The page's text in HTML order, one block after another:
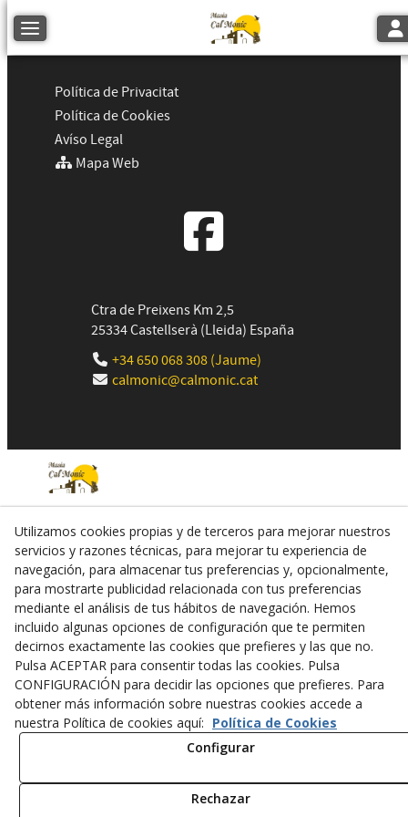
Toggle navigation
Política de Privacitat
Política de Cookies
Avíso Legal
Mapa Web
Ctra de Preixens Km 2,5
25334Castellserà (Lleida) España
+34 650 068 308 (Jaume)
calmonic@calmonic.cat
Utilizamos cookies propias y de terceros para mejorar nuestros
servicios y razones técnicas, para mejorar tu experiencia de
navegación, para almacenar tus preferencias y, opcionalmente,
para mostrarte publicidad relacionada con tus preferencias
mediante el análisis de tus hábitos de navegación. Hemos
incluido algunas opciones de configuración que te permiten
decirnos exactamente las cookies que prefieres y las que no.
Pulsa ACEPTAR para consentir todas las cookies. Pulsa
CONFIGURACIÓN para decidir las opciones que prefieres. Para
obtener más información sobre nuestras cookies accede a
nuestra Política de cookies aquí: Política de Cookies
Configurar
Rechazar